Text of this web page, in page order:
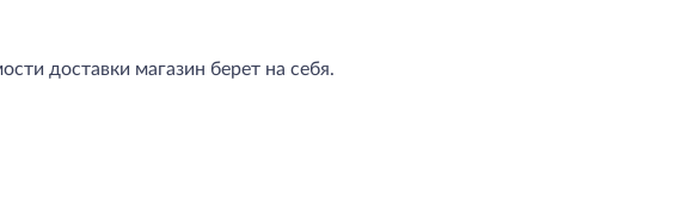
доставки магазин берет на себя.